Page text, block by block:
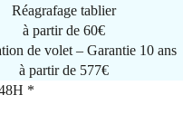
Réagrafage tablier
à partir de60€
de volet – Garantie 10 ans
à partir de 577€
*